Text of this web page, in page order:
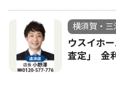
横須賀・三
ウスイホ
査定｣ 金